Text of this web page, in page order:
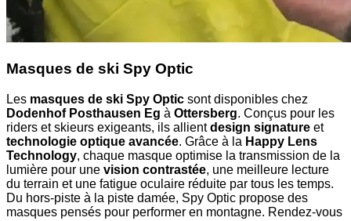
Masques de ski Spy Optic
Les masques de ski Spy Optic sont disponibles chez
Dodenhof Posthausen Eg à Ottersberg. Conçus pour les
riders et skieurs exigeants, ils allientdesign signature et
technologie optique avancée. Grâce à la Happy Lens
Technology, chaque masque optimise la transmission de la
lumière pour une vision contrastée, une meilleure lecture
du terrain et une fatigue oculaire réduite par tous les temps.
Du hors-piste à la piste damée, Spy Optic propose des
masques pensés pour performer en montagne. Rendez-vous